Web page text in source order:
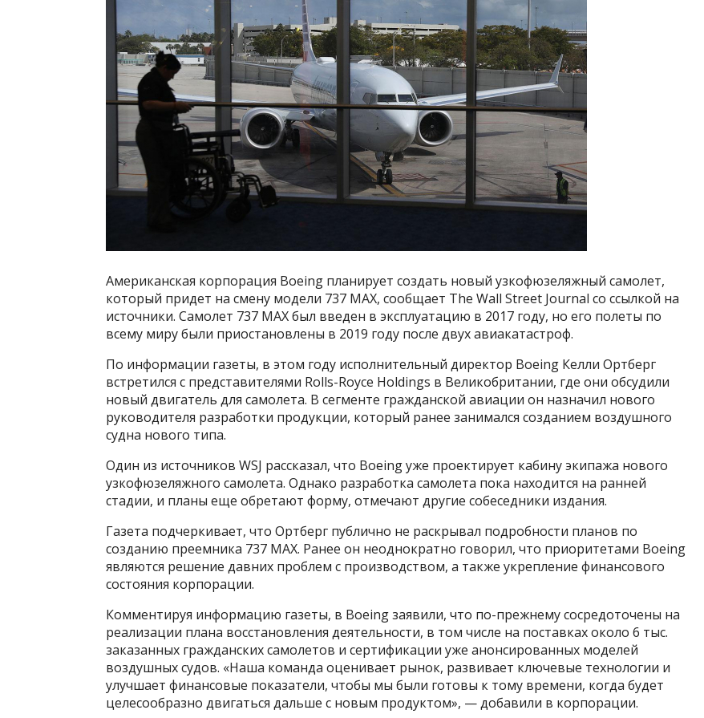
Американская корпорация Boeing планирует создать новый узкофюзеляжный самолет,
который придет на смену модели 737 MAX, сообщает The Wall Street Journal со ссылкой на
источники. Самолет 737 MAX был введен в эксплуатацию в 2017 году, но его полеты по
всему миру были приостановлены в 2019 году после двух авиакатастроф.
По информации газеты, в этом году исполнительный директор Boeing Келли Ортберг
встретился с представителями Rolls-Royce Holdings в Великобритании, где они обсудили
новый двигатель для самолета. В сегменте гражданской авиации он назначил нового
руководителя разработки продукции, который ранее занимался созданием воздушного
судна нового типа.
Один из источников WSJ рассказал, что Boeing уже проектирует кабину экипажа нового
узкофюзеляжного самолета. Однако разработка самолета пока находится на ранней
стадии, и планы еще обретают форму, отмечают другие собеседники издания.
Газета подчеркивает, что Ортберг публично не раскрывал подробности планов по
созданию преемника 737 MAX. Ранее он неоднократно говорил, что приоритетами Boeing
являются решение давних проблем с производством, а также укрепление финансового
состояния корпорации.
Комментируя информацию газеты, в Boeing заявили, что по-прежнему сосредоточены на
реализации плана восстановления деятельности, в том числе на поставках около 6 тыс.
заказанных гражданских самолетов и сертификации уже анонсированных моделей
воздушных судов. «Наша команда оценивает рынок, развивает ключевые технологии и
улучшает финансовые показатели, чтобы мы были готовы к тому времени, когда будет
целесообразно двигаться дальше с новым продуктом», — добавили в корпорации.